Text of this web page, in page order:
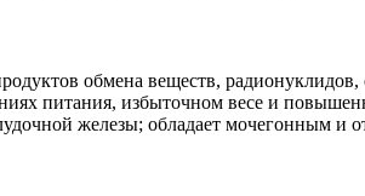
обмена веществ,
питания, избыточном весе и
железы; обладает мочегонным и